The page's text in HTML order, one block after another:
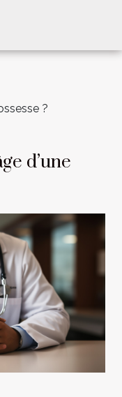
?
d’une